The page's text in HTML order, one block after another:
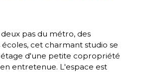
pas du métro, des
cet charmant studio se
d'une petite copropriété
entretenue. L'espace est